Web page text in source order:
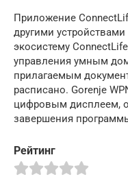
Приложение
другими
экосистему
управления умным
прилагаемым
расписано. Gorenje
цифровым дисплеем,
завершения
Рейтинг